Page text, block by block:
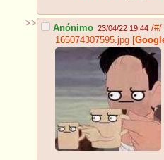
>> Anónimo 23/04/22 19:44 /#/
165074307595.jpg [